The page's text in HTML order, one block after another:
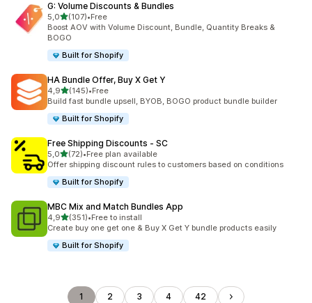
G: Volume Discounts & Bundles
5,0z 5 hvězd
(107)
Celkový počet recenzí: 107
•Free
Boost AOV with Volume Discount, Bundle, Quantity Breaks &
BOGO
Built for Shopify
HA Bundle Offer, Buy X Get Y
4,9z 5 hvězd
(145)
Celkový počet recenzí: 145
•Free
Build fast bundle upsell, BYOB, BOGO product bundle builder
Built for Shopify
Free Shipping Discounts ‑ SC
5,0z 5 hvězd
(72)
Celkový počet recenzí: 72
•Free plan available
Offer shipping discount rules to customers based on conditions
Built for Shopify
MBC Mix and Match Bundles App
4,9z 5 hvězd
(351)
Celkový počet recenzí: 351
•Free to install
Create buy one get one & Buy X Get Y bundle products easily
Built for Shopify
1 2 3 4 42